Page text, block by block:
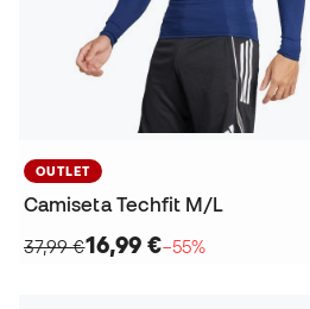
OUTLET
Camiseta Techfit M/L
37,99 €16,99 €−55%